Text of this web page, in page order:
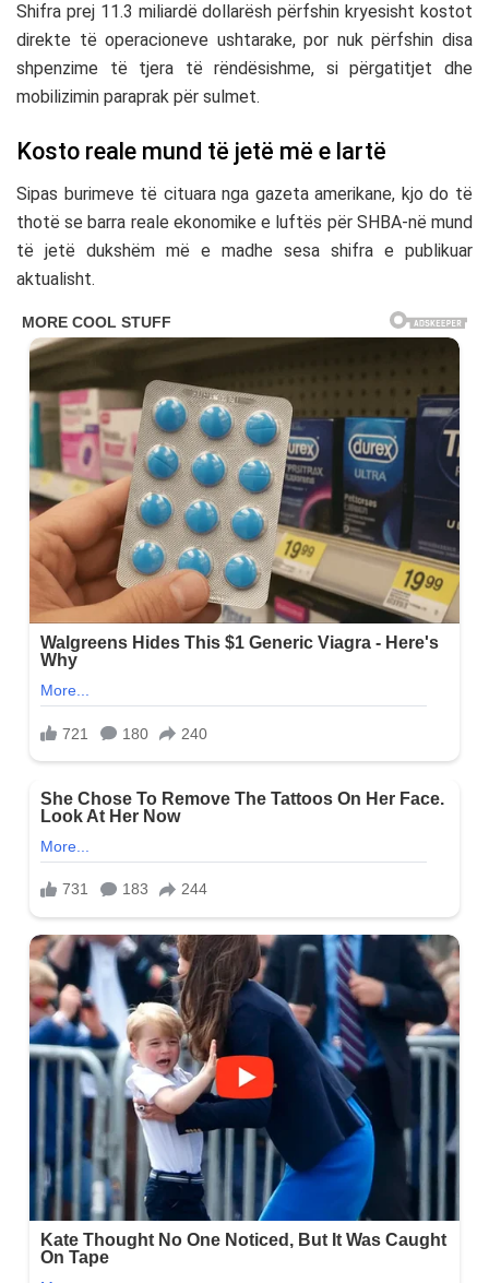
Shifra prej 11.3 miliardë dollarësh përfshin kryesisht kostot
direkte të operacioneve ushtarake, por nuk përfshin disa
shpenzime të tjera të rëndësishme, si përgatitjet dhe
mobilizimin paraprak për sulmet.
Kosto reale mund të jetë më e lartë
Sipas burimeve të cituara nga gazeta amerikane, kjo do të
thotë se barra reale ekonomike e luftës për SHBA-në mund
të jetë dukshëm më e madhe sesa shifra e publikuar
aktualisht.